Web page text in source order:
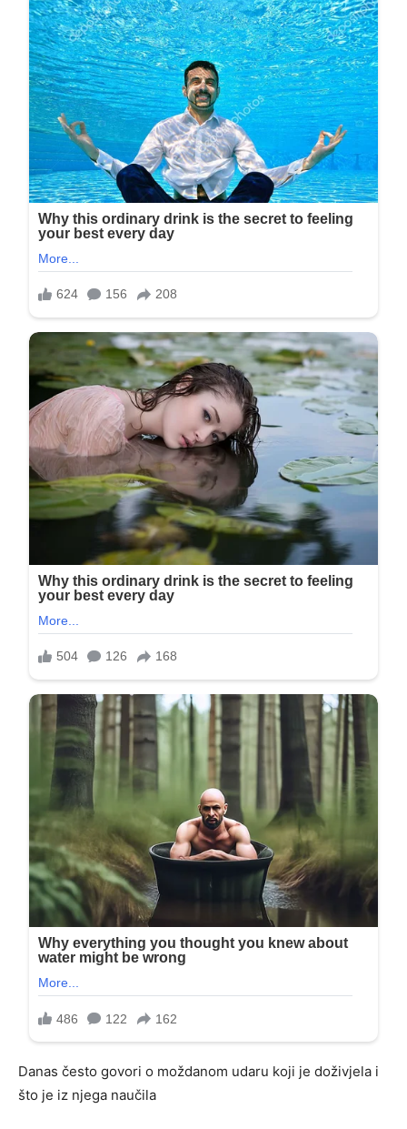
Danas često govori o moždanom udaru koji je doživjela i
što je iz njega naučila